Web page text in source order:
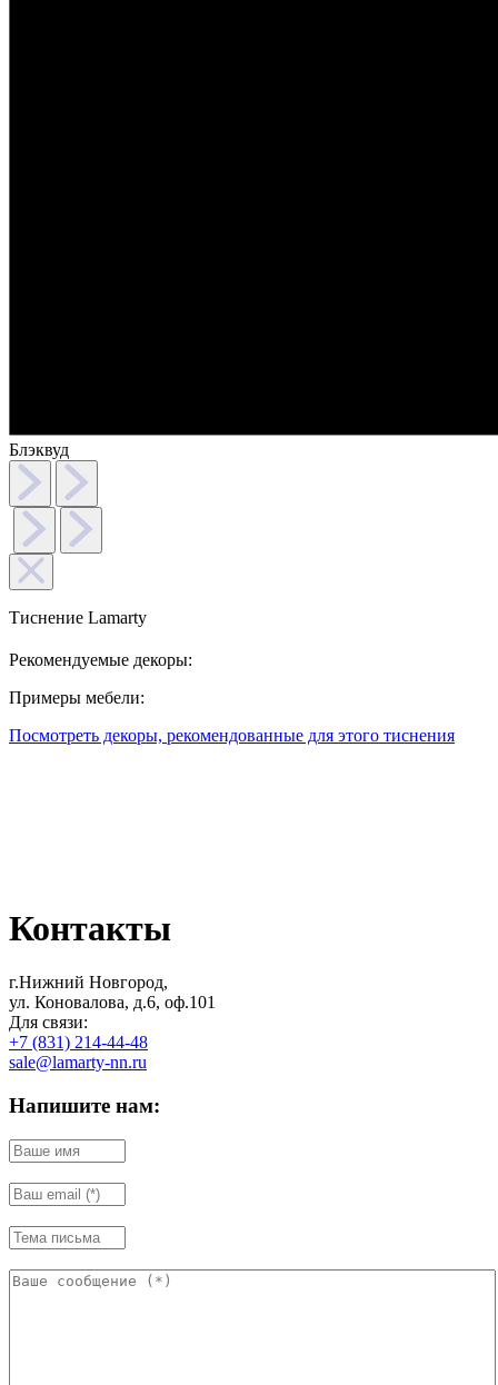
Блэквуд
Тиснение Lamarty
Рекомендуемые декоры:
Примеры мебели:
Посмотреть декоры, рекомендованные для этого тиснения
Контакты
г.Нижний Новгород,
ул. Коновалова, д.6, оф.101
Для связи:
+7 (831) 214-44-48
sale@lamarty-nn.ru
Напишите нам: